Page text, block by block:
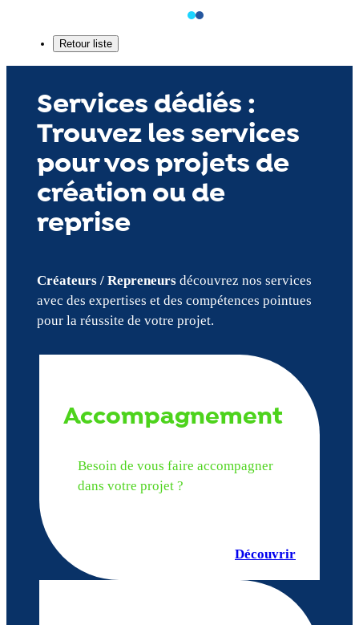
Services dédiés :
Trouvez les services
pour vos projets de
création ou de
reprise
Créateurs / Repreneursdécouvrez nos services
avec des expertises et des compétences pointues
pour la réussite de votre projet.
Accompagnement
Besoin de vous faire accompagner
dans votre projet ?
Découvrir